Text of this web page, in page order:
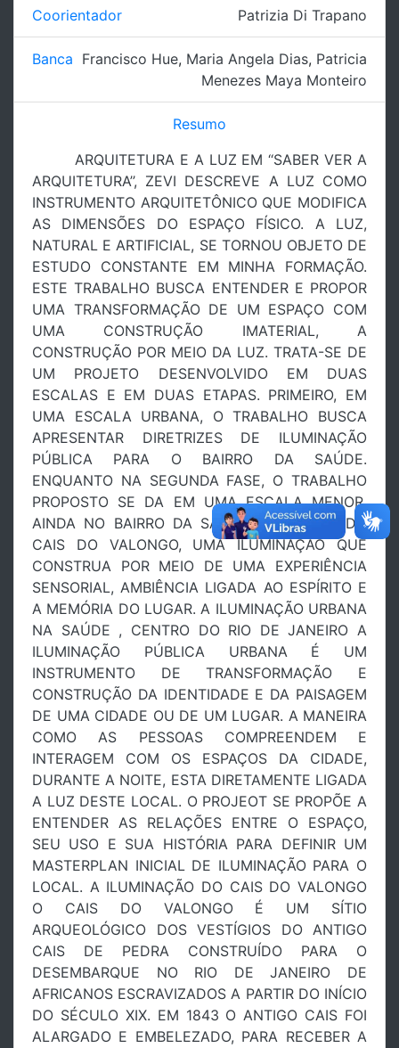
Coorientador Patrizia Di Trapano
Banca Francisco Hue, Maria Angela Dias, Patricia
Menezes Maya Monteiro
Resumo
ARQUITETURA E A LUZ EM ‘‘SABER VER A
ARQUITETURA’’, ZEVI DESCREVE A LUZ COMO
INSTRUMENTO ARQUITETÔNICO QUE MODIFICA
AS DIMENSÕES DO ESPAÇO FÍSICO. A LUZ,
NATURAL E ARTIFICIAL, SE TORNOU OBJETO DE
ESTUDO CONSTANTE EM MINHA FORMAÇÃO.
ESTE TRABALHO BUSCA ENTENDER E PROPOR
UMA TRANSFORMAÇÃO DE UM ESPAÇO COM
UMA CONSTRUÇÃO IMATERIAL, A
CONSTRUÇÃO POR MEIO DA LUZ. TRATA-SE DE
UM PROJETO DESENVOLVIDO EM DUAS
ESCALAS E EM DUAS ETAPAS. PRIMEIRO, EM
UMA ESCALA URBANA, O TRABALHO BUSCA
APRESENTAR DIRETRIZES DE ILUMINAÇÃO
PÚBLICA PARA O BAIRRO DA SAÚDE.
ENQUANTO NA SEGUNDA FASE, O TRABALHO
PROPOSTO SE DA EM UMA ESCALA MENOR,
AINDA NO BAIRRO DA SAÚDE, NA PRAÇA DO
CAIS DO VALONGO, UMA ILUMINAÇÃO QUE
CONSTRUA POR MEIO DE UMA EXPERIÊNCIA
SENSORIAL, AMBIÊNCIA LIGADA AO ESPÍRITO E
A MEMÓRIA DO LUGAR. A ILUMINAÇÃO URBANA
NA SAÚDE , CENTRO DO RIO DE JANEIRO A
ILUMINAÇÃO PÚBLICA URBANA É UM
INSTRUMENTO DE TRANSFORMAÇÃO E
CONSTRUÇÃO DA IDENTIDADE E DA PAISAGEM
DE UMA CIDADE OU DE UM LUGAR. A MANEIRA
COMO AS PESSOAS COMPREENDEM E
INTERAGEM COM OS ESPAÇOS DA CIDADE,
DURANTE A NOITE, ESTA DIRETAMENTE LIGADA
A LUZ DESTE LOCAL. O PROJEOT SE PROPÕE A
ENTENDER AS RELAÇÕES ENTRE O ESPAÇO,
SEU USO E SUA HISTÓRIA PARA DEFINIR UM
MASTERPLAN INICIAL DE ILUMINAÇÃO PARA O
LOCAL. A ILUMINAÇÃO DO CAIS DO VALONGO
O CAIS DO VALONGO É UM SÍTIO
ARQUEOLÓGICO DOS VESTÍGIOS DO ANTIGO
CAIS DE PEDRA CONSTRUÍDO PARA O
DESEMBARQUE NO RIO DE JANEIRO DE
AFRICANOS ESCRAVIZADOS A PARTIR DO INÍCIO
DO SÉCULO XIX. EM 1843 O ANTIGO CAIS FOI
ALARGADO E EMBELEZADO, PARA RECEBER A